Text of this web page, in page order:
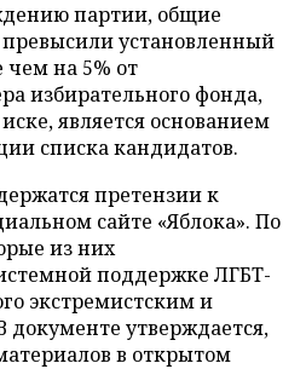
партии, общие
установленный
чем на 5% от
избирательного фонда,
является основанием
списка кандидатов.
претензии к
сайте «Яблока». По
из них
поддержке ЛГБТ-
экстремистским и
утверждается,
в открытом